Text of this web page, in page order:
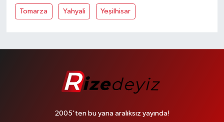
Tomarza Yahyali Yeşilhisar
2005'ten bu yana aralıksız yayında!